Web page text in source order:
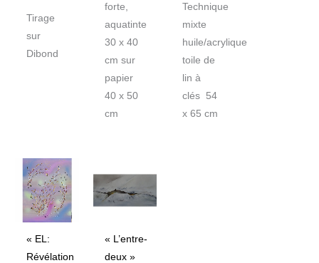
Tirage
sur
Dibond
forte,
aquatinte
30 x 40
cm sur
papier
40 x 50
cm
Technique
mixte
huile/acrylique
toile de
lin à
clés 54
x 65 cm
« EL:
Révélation
« L’entre-
deux »